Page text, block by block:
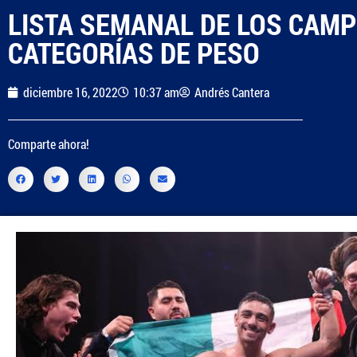
LISTA SEMANAL DE LOS
CATEGORÍAS DE PESO
diciembre 16, 2022 10:37 am Andrés Cantera
Comparte ahora!